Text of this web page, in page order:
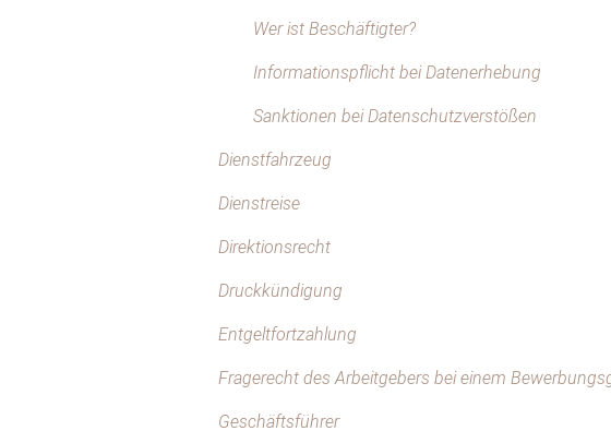
Wer ist Beschäftigter?
Informationspflicht bei Datenerhebung
Sanktionen bei Datenschutzverstößen
Dienstfahrzeug
Dienstreise
Direktionsrecht
Druckkündigung
Entgeltfortzahlung
Fragerecht des Arbeitgebers bei einem
Geschäftsführer